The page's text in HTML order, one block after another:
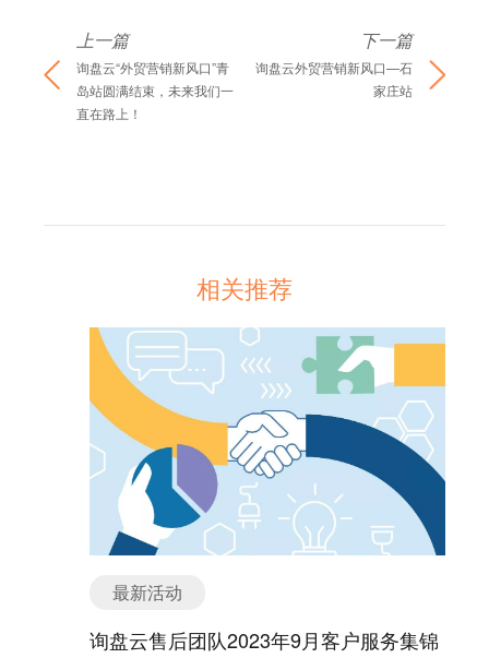
上一篇
询盘云“外贸营销新风口”青
岛站圆满结束，未来我们一
直在路上！
下一篇
询盘云外贸营销新风口—石
家庄站
相关推荐
最新活动
询盘云售后团队2023年9月客户服务集锦